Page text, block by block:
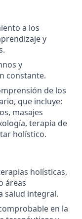
a los
y
y
constante.
de los
que incluye:
masajes
terapia de
holístico.
holísticas,
áreas
salud integral.
en la